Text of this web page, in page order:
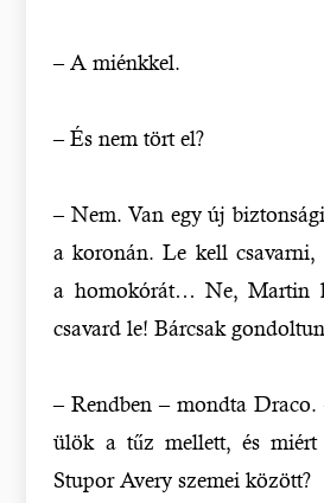
– A miénkkel.
– És nem tört el?
– Nem. Van egy új
a koronán. Le kell csavarni,
a homokórát… Ne, Martin
csavard le! Bárcsak
– Rendben – mondta Draco.
ülök a tűz mellett, és
Stupor Avery szemei között?